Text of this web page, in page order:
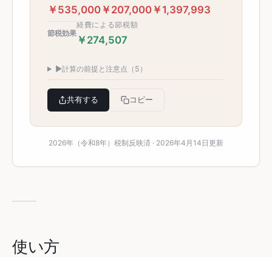
￥535,000 ￥207,000 ￥1,397,993
節税効果
経費による節税額
￥274,507
▶計算の前提と注意点（5）
共有する コピー
2026年（令和8年）税制反映済 · 2026年4月14日更新
使い方